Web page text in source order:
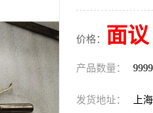
价格： 面议
产品数量：
发货地址： 上